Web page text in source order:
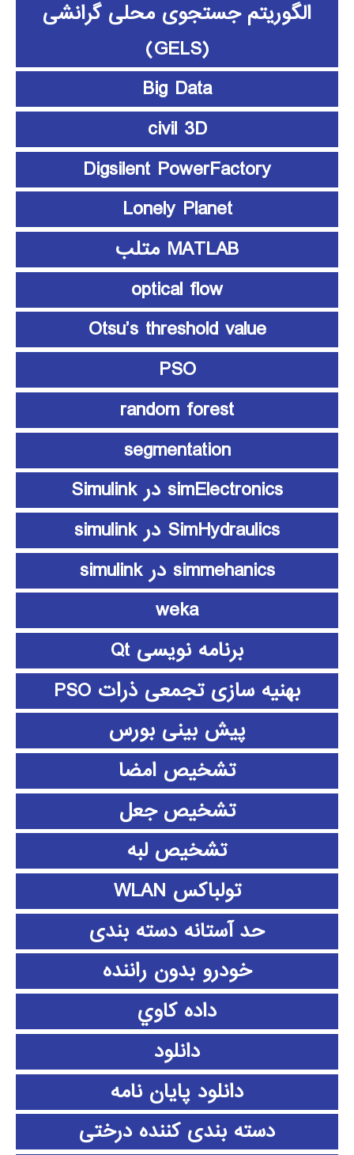
الگوریتم جستجوی محلی گرانشی
(GELS)
Big Data
civil 3D
Digsilent PowerFactory
Lonely Planet
MATLAB متلب
optical flow
Otsu’s threshold value
PSO
random forest
segmentation
simElectronics در Simulink
SimHydraulics در simulink
simmehanics در simulink
weka
برنامه نویسی Qt
بهنیه سازی تجمعی ذرات PSO
پیش بینی بورس
تشخیص امضا
تشخیص جعل
تشخیص لبه
تولباکس WLAN
حد آستانه دسته بندی
خودرو بدون راننده
داده كاوي
دانلود
دانلود پايان نامه
دسته بندی کننده درختی